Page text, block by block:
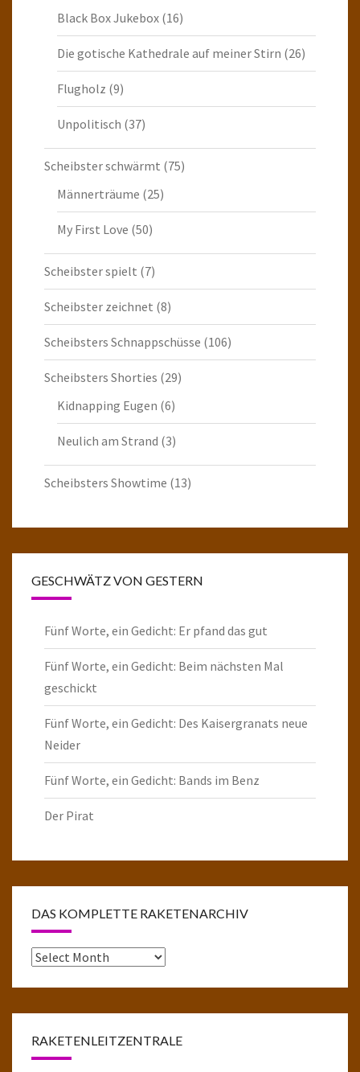
Black Box Jukebox (16)
Die gotische Kathedrale auf meiner Stirn (26)
Flugholz (9)
Unpolitisch (37)
Scheibster schwärmt (75)
Männerträume (25)
My First Love (50)
Scheibster spielt (7)
Scheibster zeichnet (8)
Scheibsters Schnappschüsse (106)
Scheibsters Shorties (29)
Kidnapping Eugen (6)
Neulich am Strand (3)
Scheibsters Showtime (13)
GESCHWÄTZ VON GESTERN
Fünf Worte, ein Gedicht: Er pfand das gut
Fünf Worte, ein Gedicht: Beim nächsten Mal
geschickt
Fünf Worte, ein Gedicht: Des Kaisergranats neue
Neider
Fünf Worte, ein Gedicht: Bands im Benz
Der Pirat
DAS KOMPLETTE RAKETENARCHIV
Das
RAKETENLEITZENTRALE